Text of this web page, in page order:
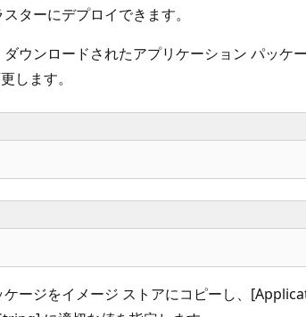
ターにデプロイできます。
ウンロードされたアプリケーション パッケ
します。
ケージをイメージ ストアにコピーし、